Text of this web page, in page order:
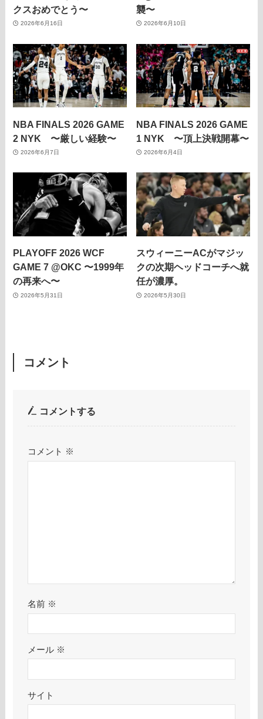
クスおめでとう〜
2026年6月16日
襲〜
2026年6月10日
NBA FINALS 2026 GAME
2 NYK 〜厳しい経験〜
2026年6月7日
NBA FINALS 2026 GAME
1 NYK 〜頂上決戦開幕〜
2026年6月4日
PLAYOFF 2026 WCF
GAME 7 @OKC 〜1999年
の再来へ〜
2026年5月31日
スウィーニーACがマジッ
クの次期ヘッドコーチへ就
任が濃厚。
2026年5月30日
コメント
コメントする
コメント ※
名前 ※
メール ※
サイト